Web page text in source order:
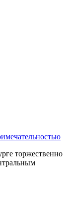
торжественно